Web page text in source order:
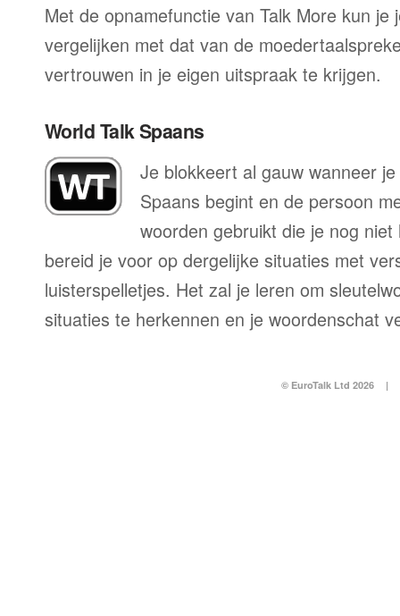
Met de opnamefunctie van Talk More kun je
vergelijken met dat van de
vertrouwen in je eigen uitspraak te krijgen.
World Talk Spaans
Je blokkeert al gauw wanneer
Spaans begint en de persoon
woorden gebruikt die je nog
bereid je voor op dergelijke situaties met
luisterspelletjes. Het zal je leren om
situaties te herkennen en je woordenschat
© EuroTalk Ltd 2026 |